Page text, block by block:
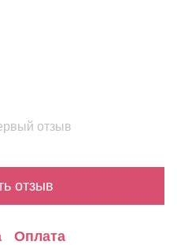
отзыв
отзыв
Оплата